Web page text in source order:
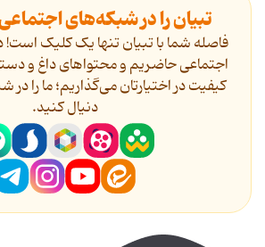
تبیان را در شبکه‌های
فاصله شما با تبیان تنها یک کلیک
اجتماعی حاضریم و محتواهای داغ و
کیفیت در اختیارتان می‌گذاریم؛ ما را
دنیال کنید.